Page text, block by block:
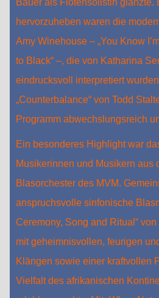
Bauer als Flötensolistin glänzte.
hervorzuheben waren die
Amy Winehouse – „You Know
to Black“ –, die von Katharina
eindrucksvoll interpretiert
„Counterbalance“ von Todd
Programm abwechslungsreich
Ein besonderes Highlight war
Musikerinnen und Musikern aus
Blasorchester des MVM.
anspruchsvolle sinfonische
Ceremony, Song and Ritual“
mit geheimnisvollen, feurigen
Klängen sowie einer kraftvollen
Vielfalt des afrikanischen